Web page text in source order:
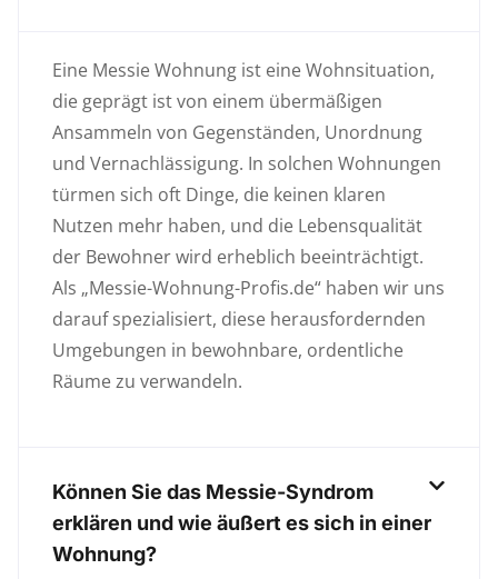
Eine Messie Wohnung ist eine Wohnsituation,
die geprägt ist von einem übermäßigen
Ansammeln von Gegenständen, Unordnung
und Vernachlässigung. In solchen Wohnungen
türmen sich oft Dinge, die keinen klaren
Nutzen mehr haben, und die Lebensqualität
der Bewohner wird erheblich beeinträchtigt.
Als „Messie-Wohnung-Profis.de“ haben wir uns
darauf spezialisiert, diese herausfordernden
Umgebungen in bewohnbare, ordentliche
Räume zu verwandeln.
Können Sie das Messie-Syndrom
erklären und wie äußert es sich in einer
Wohnung?